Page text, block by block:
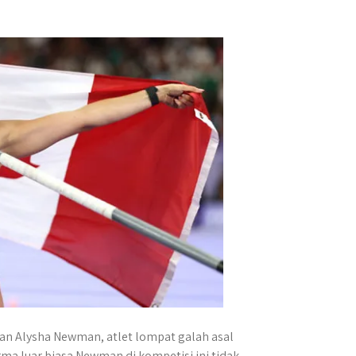
Alysha Newman, atlet lompat galah asal